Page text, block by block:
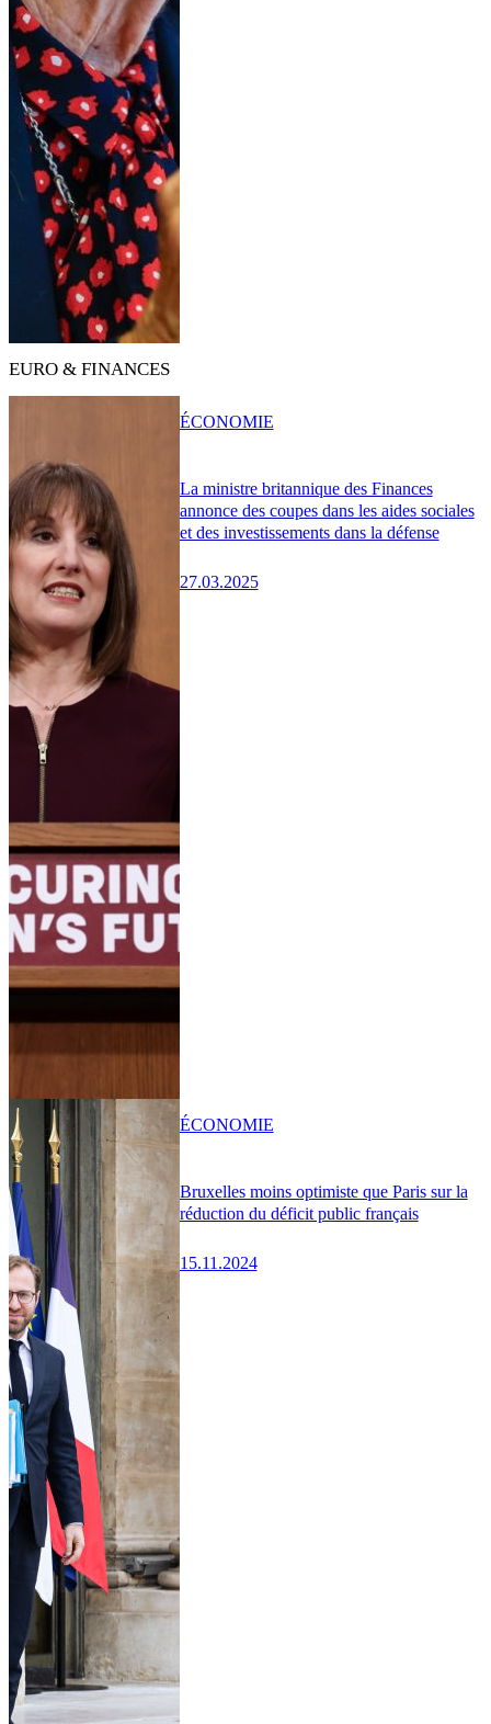
EURO & FINANCES
La ministre britannique des Finances
annonce des coupes dans les aides sociales
et des investissements dans la défense
27.03.2025
ÉCONOMIE
Bruxelles moins optimiste que Paris sur la
réduction du déficit public français
15.11.2024
ÉCONOMIE